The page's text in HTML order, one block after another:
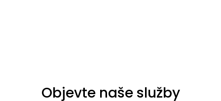
Objevte naše služby